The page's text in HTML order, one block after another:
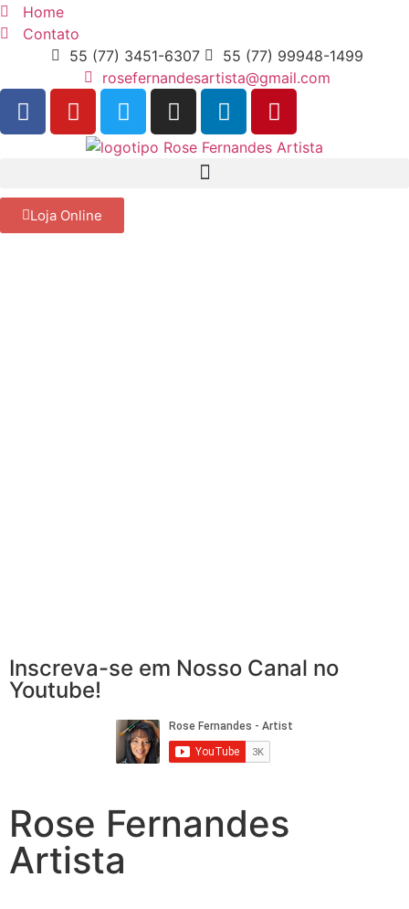
Home
Contato
55 (77) 3451-6307
55 (77) 99948-1499
rosefernandesartista@gmail.com
Loja Online
Inscreva-se em Nosso Canal no
Youtube!
Rose Fernandes
Artista